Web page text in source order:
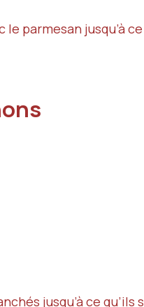
parmesan jusqu’à
jusqu’à ce qu’ils